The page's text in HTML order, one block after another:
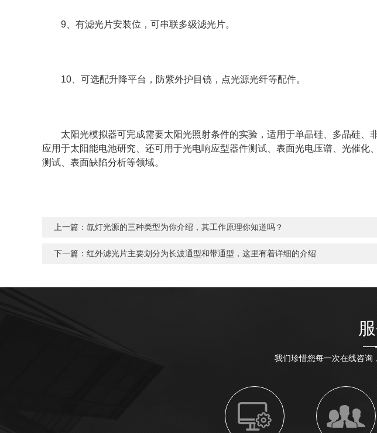
9、有滤光片安装位，可串联多级滤光片。
10、可选配升降平台，防紫外护目镜，点光源光纤等配件。
太阳光模拟器可完成需要太阳光照射条件的实验，适用于单晶硅、多晶硅、
应用于太阳能电池研究、还可用于光电响应型器件测试、表面光电压谱、光催
测试、表面缺陷分析等领域。
上一篇： 氙灯光源的三种类型为你介绍，其工作原理你知道吗？
下一篇： 红外滤光片主要划分为长波通型和带通型，这里有着详细的介绍
我们珍惜您每一次在线咨询